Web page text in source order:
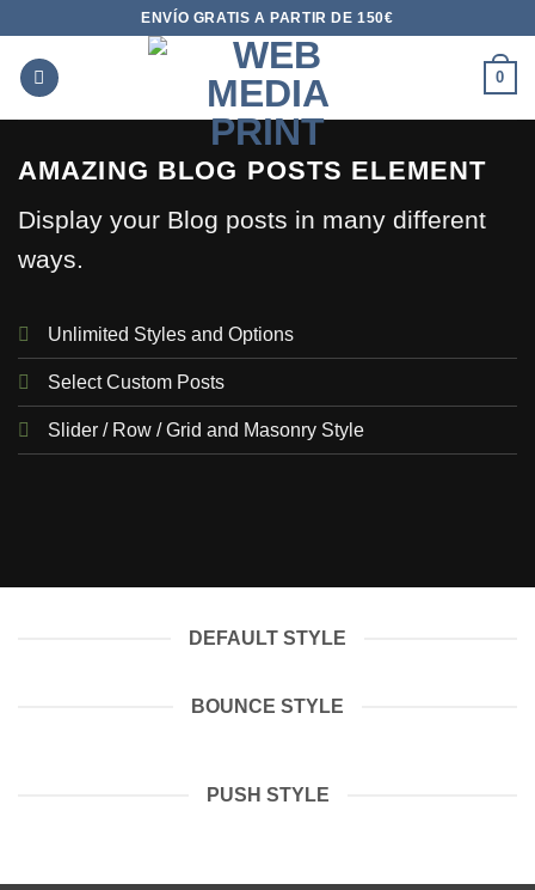
contenido
ENVÍO GRATIS A PARTIR DE 150€
0
AMAZING BLOG POSTS ELEMENT
Display your Blog posts in many different
ways.
Unlimited Styles and Options
Select Custom Posts
Slider / Row / Grid and Masonry Style
DEFAULT STYLE
BOUNCE STYLE
PUSH STYLE